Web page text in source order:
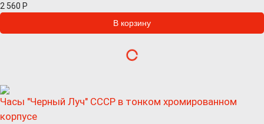
2 560 Р
Часы "Черный Луч" СССР в тонком хромированном
корпусе